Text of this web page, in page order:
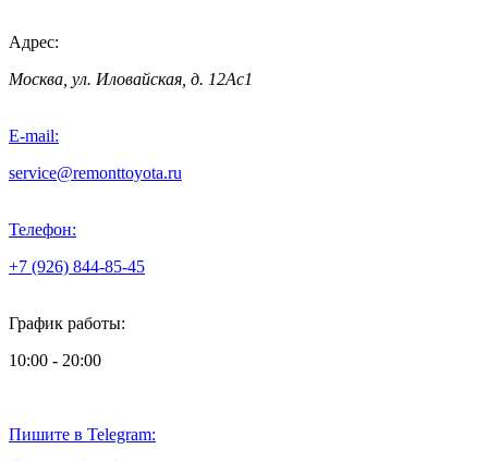
Адрес:
Москва, ул. Иловайская, д. 12Ас1
E-mail:
service@remonttoyota.ru
Телефон:
+7 (926) 844-85-45
График работы:
10:00 - 20:00
Пишите в Telegram: